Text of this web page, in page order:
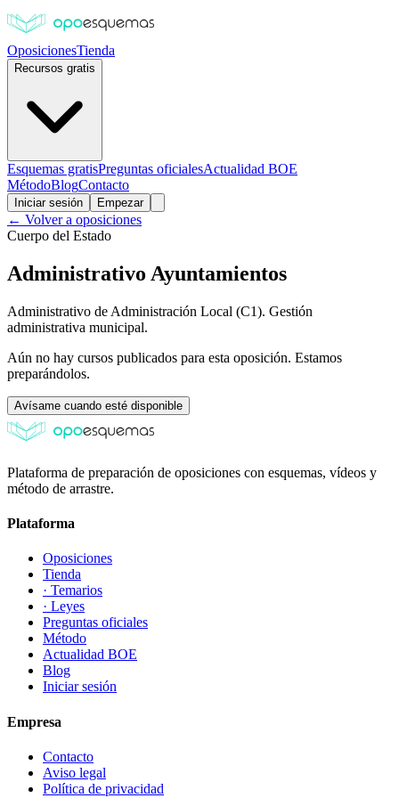
OposicionesTienda
Recursos gratis
Esquemas gratisPreguntas oficialesActualidad BOE
MétodoBlogContacto
Iniciar sesión Empezar
← Volver a oposiciones
Cuerpo del Estado
Administrativo Ayuntamientos
Administrativo de Administración Local (C1). Gestión
administrativa municipal.
Aún no hay cursos publicados para esta oposición. Estamos
preparándolos.
Avísame cuando esté disponible
Plataforma de preparación de oposiciones con esquemas, vídeos y
método de arrastre.
Plataforma
Oposiciones
Tienda
· Temarios
· Leyes
Preguntas oficiales
Método
Actualidad BOE
Blog
Iniciar sesión
Empresa
Contacto
Aviso legal
Política de privacidad